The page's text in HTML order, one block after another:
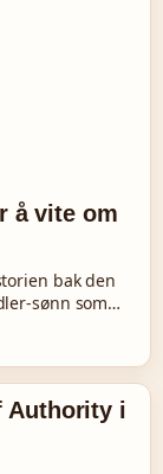
å vite om
bak den
sønn som…